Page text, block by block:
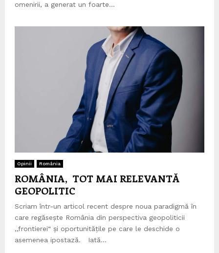
omenirii, a generat un foarte...
Opinii România
ROMÂNIA, TOT MAI RELEVANTĂ
GEOPOLITIC
Scriam într-un articol recent despre noua paradigmă în
care regăsește România din perspectiva geopoliticii
,,frontierei“ și oportunitățile pe care le deschide o
asemenea ipostază. Iată...